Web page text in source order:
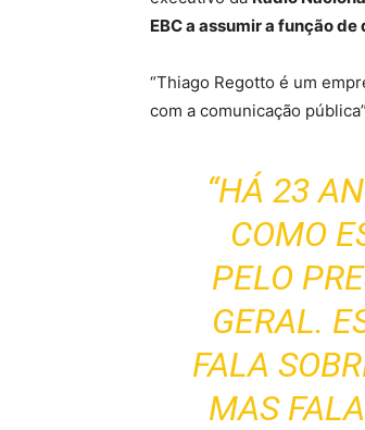
EBC a assumir a função
“Thiago Regotto é um
com a comunicação
“HÁ 23
COMO
PELO
GERAL.
FALA
MAS